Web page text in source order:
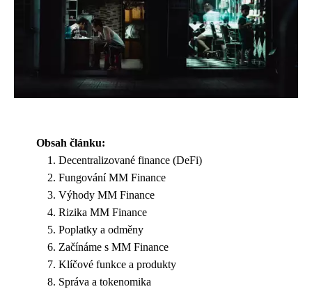
Obsah článku:
Decentralizované finance (DeFi)
Fungování MM Finance
Výhody MM Finance
Rizika MM Finance
Poplatky a odměny
Začínáme s MM Finance
Klíčové funkce a produkty
Správa a tokenomika